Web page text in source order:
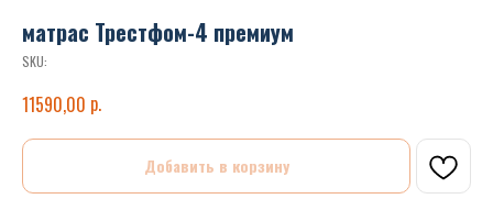
матрас Трестфом-4 премиум
SKU:
11590,00 р.
Добавить в корзину